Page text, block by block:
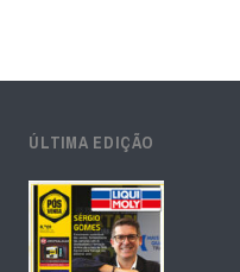
ÚLTIMA EDIÇÃO